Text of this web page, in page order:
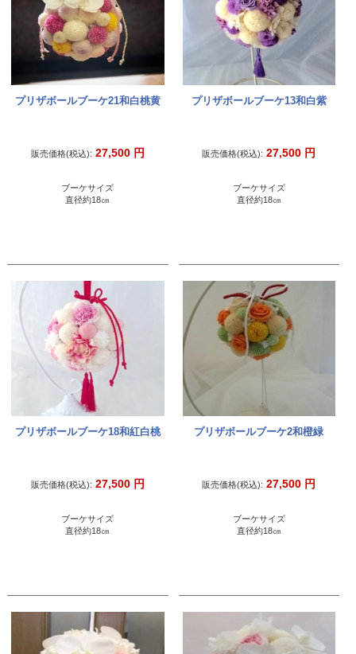
プリザボールブーケ21和白桃黄
販売価格(税込): 27,500 円
ブーケサイズ
直径約18㎝
プリザボールブーケ13和白紫
販売価格(税込): 27,500 円
ブーケサイズ
直径約18㎝
プリザボールブーケ18和紅白桃
販売価格(税込): 27,500 円
ブーケサイズ
直径約18㎝
プリザボールブーケ2和橙緑
販売価格(税込): 27,500 円
ブーケサイズ
直径約18㎝